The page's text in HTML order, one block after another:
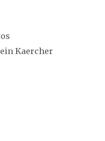
Kaercher